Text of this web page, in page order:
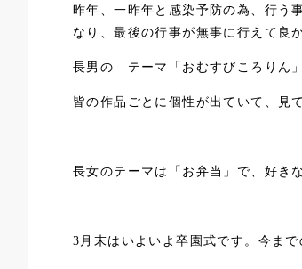
昨年、一昨年と感染予防の為、行う
なり、最後の行事が無事に行えて良
長男の テーマ「おむすびころりん
皆の作品ごとに個性が出ていて、見
長女のテーマは「お弁当」で、好き
3月末はいよいよ卒園式です。今ま